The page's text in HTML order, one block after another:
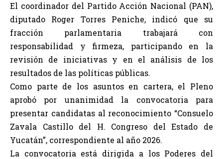
El coordinador del Partido Acción Nacional (PAN),
diputado Roger Torres Peniche, indicó que su
fracción parlamentaria trabajará con
responsabilidad y firmeza, participando en la
revisión de iniciativas y en el análisis de los
resultados de las políticas públicas.
Como parte de los asuntos en cartera, el Pleno
aprobó por unanimidad la convocatoria para
presentar candidatas al reconocimiento “Consuelo
Zavala Castillo del H. Congreso del Estado de
Yucatán”, correspondiente al año 2026.
La convocatoria está dirigida a los Poderes del